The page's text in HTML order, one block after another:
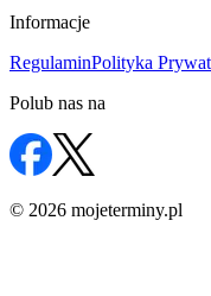
Informacje
RegulaminPolityka
Polub nas na
© 2026 mojeterminy.pl